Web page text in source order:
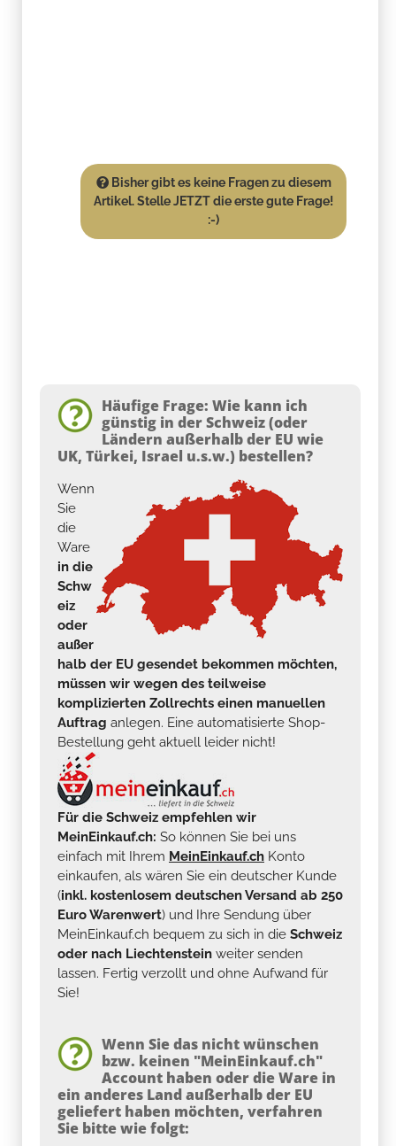
Bisher gibt es keine Fragen zu diesem
Artikel. Stelle JETZT die erste gute Frage!
:-)
Häufige Frage: Wie kann ich
günstig in der Schweiz (oder
Ländern außerhalb der EU wie
UK, Türkei, Israel u.s.w.) bestellen?
Wenn
Sie
die
Ware
in die
Schw
eiz
oder
außer
halb der EU gesendet bekommen möchten,
müssen wir wegen des teilweise
komplizierten Zollrechts einen manuellen
Auftrag anlegen. Eine automatisierte Shop-
Bestellung geht aktuell leider nicht!
Für die Schweiz empfehlen wir
MeinEinkauf.ch: So können Sie bei uns
einfach mit Ihrem MeinEinkauf.ch Konto
einkaufen, als wären Sie ein deutscher Kunde
(inkl. kostenlosem deutschen Versand ab 250
Euro Warenwert) und Ihre Sendung über
MeinEinkauf.ch bequem zu sich in die Schweiz
oder nach Liechtenstein weiter senden
lassen. Fertig verzollt und ohne Aufwand für
Sie!
Wenn Sie das nicht wünschen
bzw. keinen "MeinEinkauf.ch"
Account haben oder die Ware in
ein anderes Land außerhalb der EU
geliefert haben möchten, verfahren
Sie bitte wie folgt: